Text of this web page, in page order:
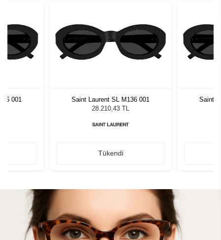
001
Saint Laurent SL M136 001
28.210,43 TL
Tükendi
Saint